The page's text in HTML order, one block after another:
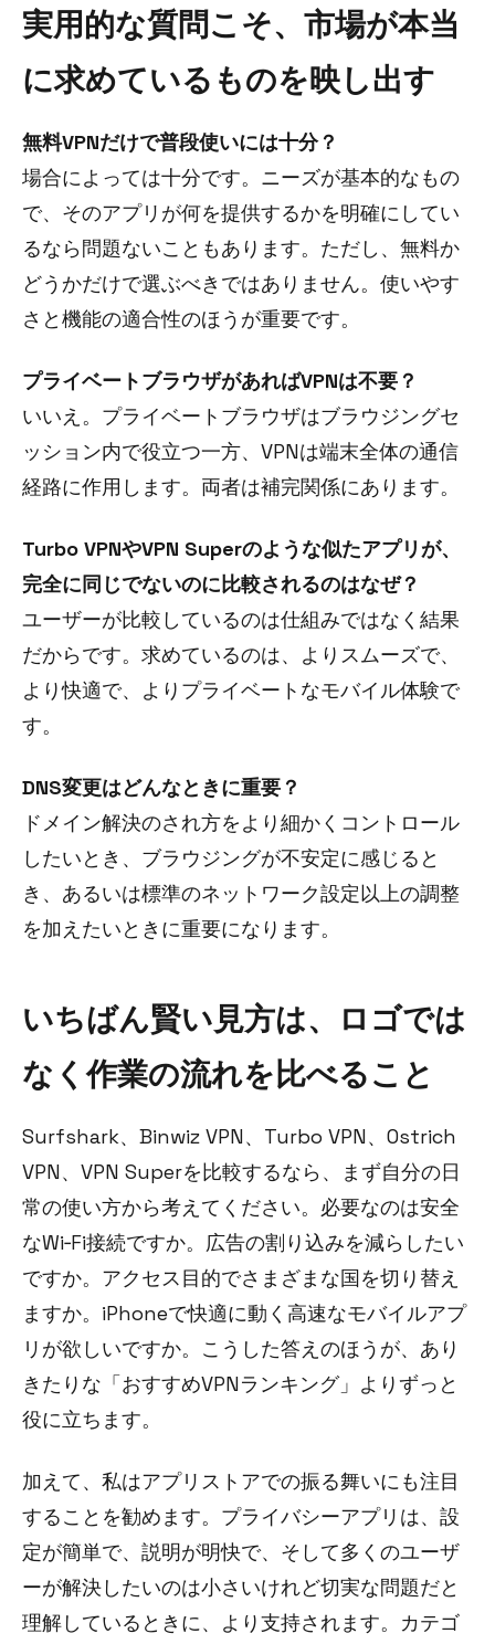
実用的な質問こそ、市場が本当
に求めているものを映し出す
無料VPNだけで普段使いには十分？
場合によっては十分です。ニーズが基本的なもの
で、そのアプリが何を提供するかを明確にしてい
るなら問題ないこともあります。ただし、無料か
どうかだけで選ぶべきではありません。使いやす
さと機能の適合性のほうが重要です。
プライベートブラウザがあればVPNは不要？
いいえ。プライベートブラウザはブラウジングセ
ッション内で役立つ一方、VPNは端末全体の通信
経路に作用します。両者は補完関係にあります。
Turbo VPNやVPN Superのような似たアプリが、
完全に同じでないのに比較されるのはなぜ？
ユーザーが比較しているのは仕組みではなく結果
だからです。求めているのは、よりスムーズで、
より快適で、よりプライベートなモバイル体験で
す。
DNS変更はどんなときに重要？
ドメイン解決のされ方をより細かくコントロール
したいとき、ブラウジングが不安定に感じると
き、あるいは標準のネットワーク設定以上の調整
を加えたいときに重要になります。
いちばん賢い見方は、ロゴでは
なく作業の流れを比べること
Surfshark、Binwiz VPN、Turbo VPN、Ostrich
VPN、VPN Superを比較するなら、まず自分の日
常の使い方から考えてください。必要なのは安全
なWi‑Fi接続ですか。広告の割り込みを減らしたい
ですか。アクセス目的でさまざまな国を切り替え
ますか。iPhoneで快適に動く高速なモバイルアプ
リが欲しいですか。こうした答えのほうが、あり
きたりな「おすすめVPNランキング」よりずっと
役に立ちます。
加えて、私はアプリストアでの振る舞いにも注目
することを勧めます。プライバシーアプリは、設
定が簡単で、説明が明快で、そして多くのユーザ
ーが解決したいのは小さいけれど切実な問題だと
理解しているときに、より支持されます。カテゴ